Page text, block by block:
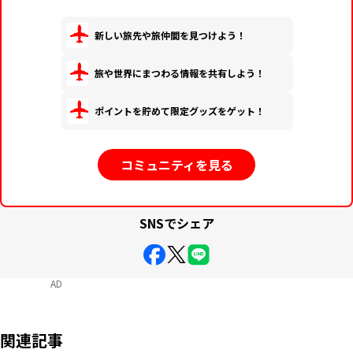
新しい旅先や旅仲間を見つけよう！
旅や世界にまつわる情報を共有しよう！
ポイントを貯めて限定グッズをゲット！
コミュニティを見る
SNSでシェア
AD
関連記事